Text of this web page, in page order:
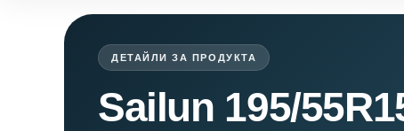
ДЕТАЙЛИ ЗА ПРОДУКТА
Sailun 195/